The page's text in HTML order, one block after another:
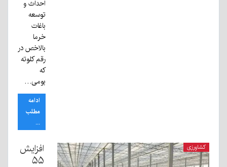
احداث و
توسعه
باغات
خرما
بالاخص در
رقم کلوته
که
بومی…
ادامه
مطلب
...
کشاورزی
افزایش
۵۵